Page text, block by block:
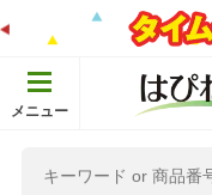
メニュー